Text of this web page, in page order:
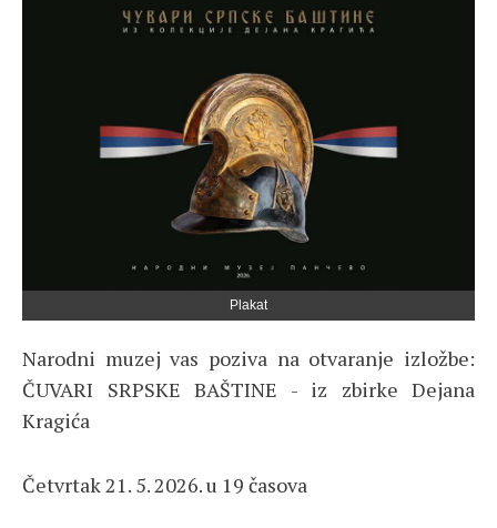
Plakat
Narodni muzej vas poziva na otvaranje izložbe:
ČUVARI SRPSKE BAŠTINE - iz zbirke Dejana
Kragića
Četvrtak 21. 5. 2026. u 19 časova